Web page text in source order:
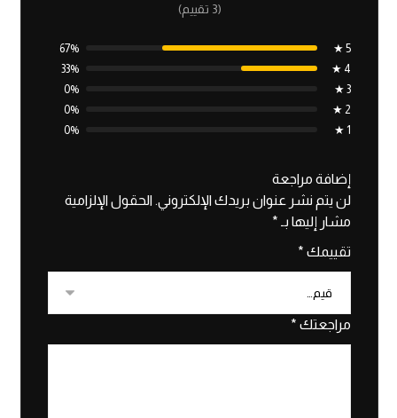
(3 تقييم)
5 ★
67%
4 ★
33%
3 ★
0%
2 ★
0%
1 ★
0%
إضافة مراجعة
لن يتم نشر عنوان بريدك الإلكتروني. الحقول الإلزامية
مشار إليها بـ *
تقييمك *
مراجعتك *